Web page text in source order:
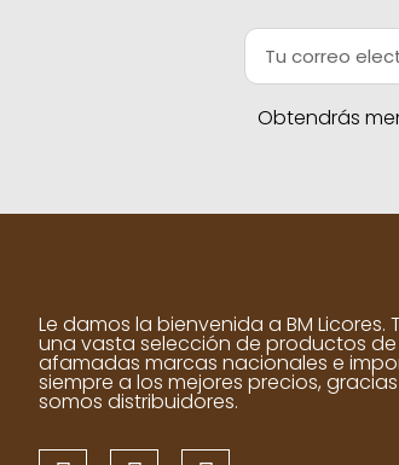
Obtendrás
Le damos la bienvenida a BM Licores.
una vasta selección de productos de
afamadas marcas nacionales e
siempre a los mejores precios,
somos distribuidores.